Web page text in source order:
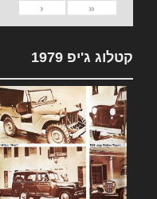
«
‹
קטלוג ג'יפ 1979